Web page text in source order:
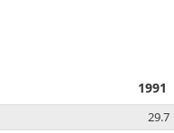
1991
29.7